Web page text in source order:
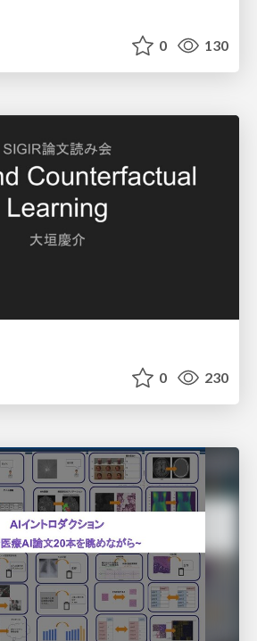
0 130
0 230